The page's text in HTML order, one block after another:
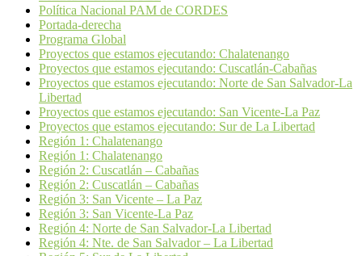
Política Nacional PAM de CORDES
Portada-derecha
Programa Global
Proyectos que estamos ejecutando: Chalatenango
Proyectos que estamos ejecutando: Cuscatlán-Cabañas
Proyectos que estamos ejecutando: Norte de San Salvador-La
Libertad
Proyectos que estamos ejecutando: San Vicente-La Paz
Proyectos que estamos ejecutando: Sur de La Libertad
Región 1: Chalatenango
Región 1: Chalatenango
Región 2: Cuscatlán – Cabañas
Región 2: Cuscatlán – Cabañas
Región 3: San Vicente – La Paz
Región 3: San Vicente-La Paz
Región 4: Norte de San Salvador-La Libertad
Región 4: Nte. de San Salvador – La Libertad